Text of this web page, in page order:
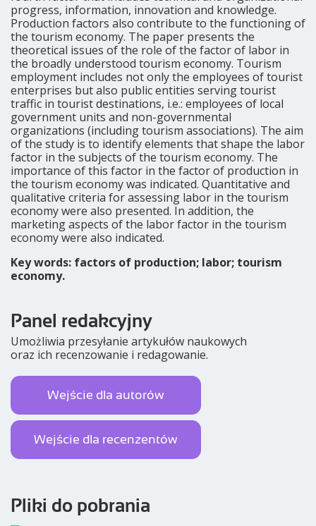
progress, information, innovation and knowledge.
Production factors also contribute to the functioning of
the tourism economy. The paper presents the
theoretical issues of the role of the factor of labor in
the broadly understood tourism economy. Tourism
employment includes not only the employees of tourist
enterprises but also public entities serving tourist
traffic in tourist destinations, i.e.: employees of local
government units and non-governmental
organizations (including tourism associations). The aim
of the study is to identify elements that shape the labor
factor in the subjects of the tourism economy. The
importance of this factor in the factor of production in
the tourism economy was indicated. Quantitative and
qualitative criteria for assessing labor in the tourism
economy were also presented. In addition, the
marketing aspects of the labor factor in the tourism
economy were also indicated.
Key words: factors of production; labor; tourism
economy.
Panel redakcyjny
Umożliwia przesyłanie artykułów naukowych
oraz ich recenzowanie i redagowanie.
Wejście dla autorów
Wejście dla recenzentów
Pliki do pobrania